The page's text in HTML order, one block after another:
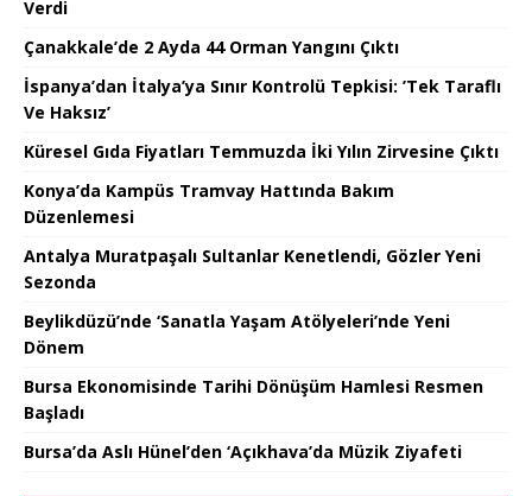
Verdi
Çanakkale’de 2 Ayda 44 Orman Yangını Çıktı
İspanya’dan İtalya’ya Sınır Kontrolü Tepkisi: ’Tek Taraflı
Ve Haksız’
Küresel Gıda Fiyatları Temmuzda İki Yılın Zirvesine Çıktı
Konya’da Kampüs Tramvay Hattında Bakım
Düzenlemesi
Antalya Muratpaşalı Sultanlar Kenetlendi, Gözler Yeni
Sezonda
Beylikdüzü’nde ‘Sanatla Yaşam Atölyeleri’nde Yeni
Dönem
Bursa Ekonomisinde Tarihi Dönüşüm Hamlesi Resmen
Başladı
Bursa’da Aslı Hünel’den ‘Açıkhava’da Müzik Ziyafeti